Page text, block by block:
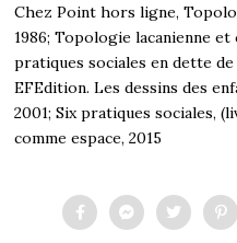
Chez Point hors ligne,
1986; Topologie lacanienne et
pratiques sociales en dette de
EFEdition. Les dessins des
2001; Six pratiques sociales,
comme espace, 2015